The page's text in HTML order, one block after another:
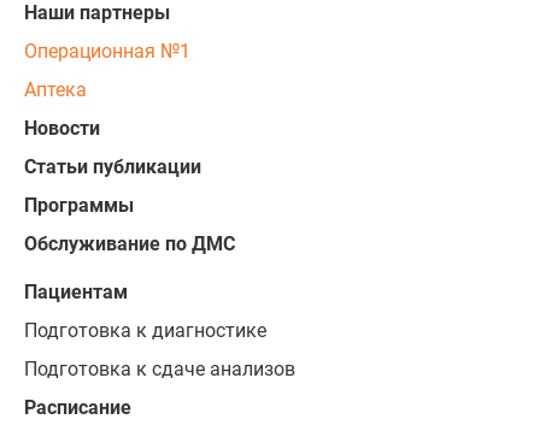
Наши партнеры
Операционная №1
Аптека
Новости
Статьи публикации
Программы
Обслуживание по ДМС
Пациентам
Подготовка к диагностике
Подготовка к сдаче анализов
Расписание